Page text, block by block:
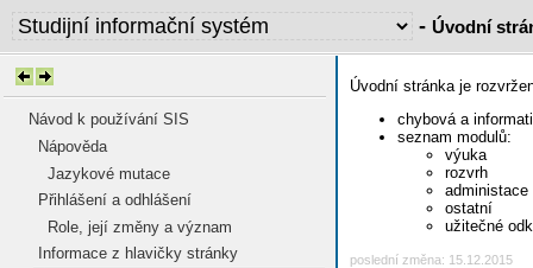
- Úvodní
Návod k používání SIS
Nápověda
Jazykové mutace
Přihlášení a odhlášení
Role, její změny a význam
Informace z hlavičky stránky
Úvodní stránka je
chybová a
seznam modulů:
výuka
rozvrh
administace
ostatní
užitečné
poslední změna: 15.12.2015